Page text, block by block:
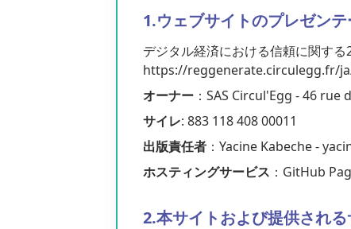
1.ウェブサイトのプレゼン
デジタル経済における信頼に関す
https://reggenerate.circulegg.fr/ja/
オーナー ：SAS Circul'Egg - 46
サイレ: 883 118 408 00011
出版責任者 ：Yacine Kabeche -
ホスティングサービス ：GitHub
2.本サイトおよび提供され